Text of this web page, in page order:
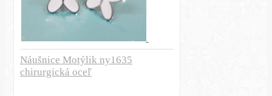
Náušnice Motýlik ny1635
chirurgická oceľ